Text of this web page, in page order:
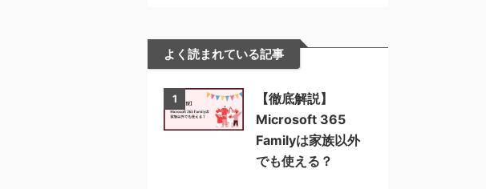
よく読まれている記事
1
【徹底解説】
Microsoft 365
Familyは家族以外
でも使える？